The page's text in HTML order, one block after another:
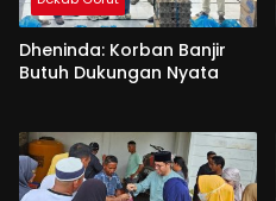
Dheninda: Korban Banjir
Butuh Dukungan Nyata